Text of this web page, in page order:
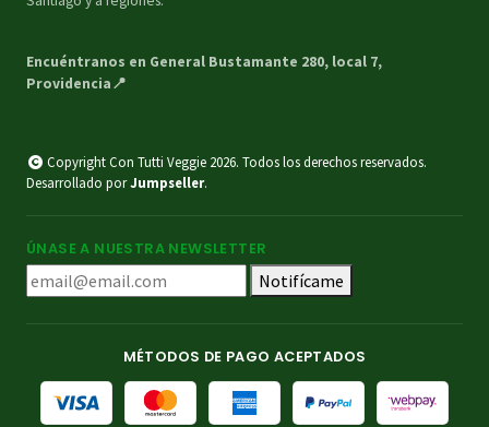
Encuéntranos en General Bustamante 280, local 7,
Providencia📍
Copyright Con Tutti Veggie 2026. Todos los derechos reservados.
Desarrollado porJumpseller.
ÚNASE A NUESTRA NEWSLETTER
Notifícame
MÉTODOS DE PAGO ACEPTADOS